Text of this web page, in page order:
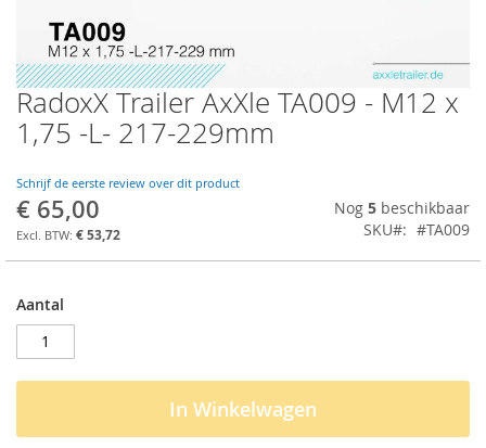
RadoxX Trailer AxXle TA009 - M12 x
1,75 -L- 217-229mm
Schrijf de eerste review over dit product
€ 65,00
€ 53,72
Nog 5 beschikbaar
SKU
#TA009
Aantal
In Winkelwagen
Ga
naar
het
van
de
afbeeldingen-